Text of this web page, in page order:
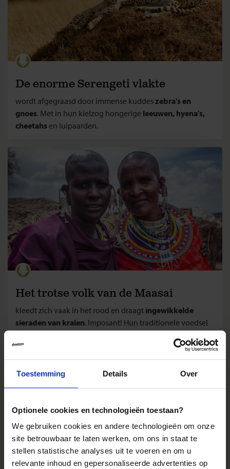
Toestemming Details Over
Optionele cookies en technologieën toestaan?
We gebruiken cookies en andere technologieën om onze
site betrouwbaar te laten werken, om ons in staat te
stellen statistische analyses uit te voeren en om u
relevante inhoud en gepersonaliseerde advertenties op
De enorme Serengeti vlakte
wordt afgegraasd door immense kuddeszebra's en
gnoes. Met in hun kielzog hongerige leeuwen, hyena's,
cheetahs en luipaarden.
Het trotse volk van de Maasai
kleedt zich vaak in het rood en draagt ingewikkelde
sieraden van kralen. Imposant! Hun traditionele voedsel